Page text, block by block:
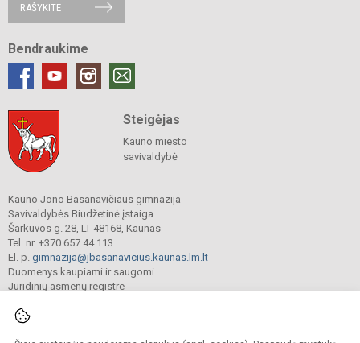
RAŠYKITE
Bendraukime
Steigėjas
Kauno miesto
savivaldybė
Kauno Jono Basanavičiaus gimnazija
Savivaldybės Biudžetinė įstaiga
Šarkuvos g. 28, LT-48168, Kaunas
Tel. nr. +370 657 44 113
El. p. gimnazija@jbasanavicius.kaunas.lm.lt
Duomenys kaupiami ir saugomi
Juridinių asmenų registre